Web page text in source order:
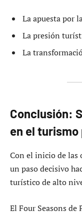
La apuesta por
La presión
La
Conclusión:
en el
Con el inicio de las
un paso decisivo
turístico de alto
El Four Seasons